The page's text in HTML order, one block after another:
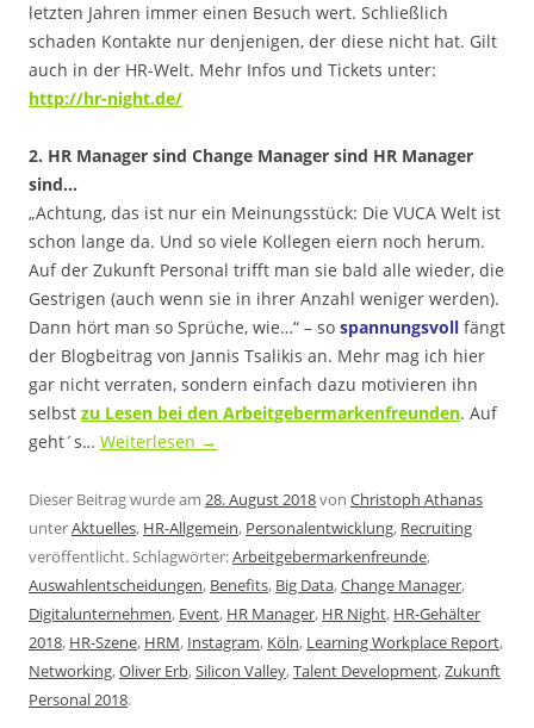
letzten Jahren immer einen Besuch wert. Schließlich
schaden Kontakte nur denjenigen, der diese nicht hat. Gilt
auch in der HR-Welt. Mehr Infos und Tickets unter:
http://hr-night.de/
2. HR Manager sind Change Manager sind HR Manager
sind…
„Achtung, das ist nur ein Meinungsstück: Die VUCA Welt ist
schon lange da. Und so viele Kollegen eiern noch herum.
Auf der Zukunft Personal trifft man sie bald alle wieder, die
Gestrigen (auch wenn sie in ihrer Anzahl weniger werden).
Dann hört man so Sprüche, wie…“ – so spannungsvoll fängt
der Blogbeitrag von Jannis Tsalikis an. Mehr mag ich hier
gar nicht verraten, sondern einfach dazu motivieren ihn
selbst zu Lesen bei den Arbeitgebermarkenfreunden. Auf
geht´s… Weiterlesen →
Dieser Beitrag wurde am 28. August 2018von Christoph Athanas
unterAktuelles, HR-Allgemein, Personalentwicklung, Recruiting
veröffentlicht. Schlagwörter:Arbeitgebermarkenfreunde,
Auswahlentscheidungen, Benefits, Big Data,Change Manager,
Digitalunternehmen, Event, HR Manager, HR Night, HR-Gehälter
2018, HR-Szene, HRM, Instagram, Köln, Learning Workplace Report,
Networking,Oliver Erb,Silicon Valley,Talent Development,Zukunft
Personal 2018.